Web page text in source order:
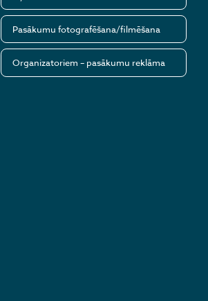
Pasākumu fotografēšana/filmēšana
Organizatoriem – pasākumu reklāma